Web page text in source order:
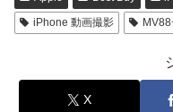
iPhone 動画撮影
X